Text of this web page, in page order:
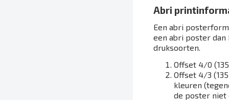
Abri
Een abri
een abri poster
druksoorten.
Offset 4/0
Offset 4/3
kleuren
de poster niet